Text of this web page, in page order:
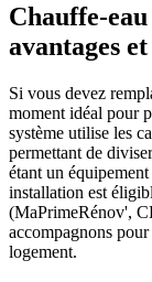
Chauffe-
avantages
Si vous devez
moment idéal pour
système utilise les
permettant de
étant un
installation est
(MaPrimeRénov',
accompagnons
logement.